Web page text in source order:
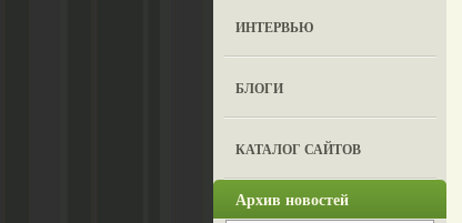
ИНТЕРВЬЮ
БЛОГИ
КАТАЛОГ САЙТОВ
Архив новостей